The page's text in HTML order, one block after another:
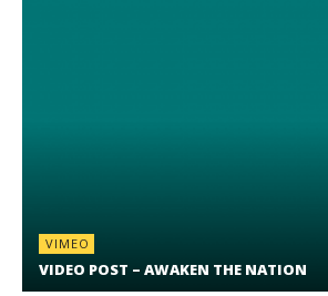
VIMEO
VIDEO POST – AWAKEN THE NATION